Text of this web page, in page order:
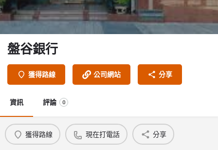
盤谷銀行
獲得路線 公司網站 分享
資訊 評論 0
獲得路線 現在打電話 分享